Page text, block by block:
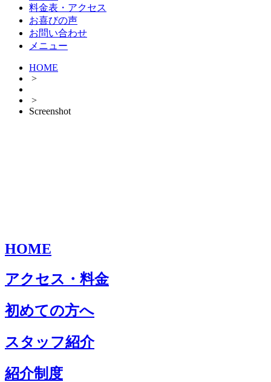
料金表・アクセス
お喜びの声
お問い合わせ
メニュー
HOME
>
>
Screenshot
HOME
アクセス・料金
初めての方へ
スタッフ紹介
紹介制度